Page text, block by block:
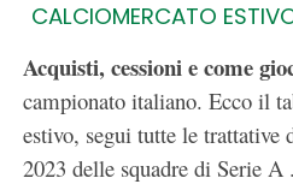
CALCIOMERCATO
Acquisti, cessioni e come
campionato italiano. Ecco il
estivo, segui tutte le trattative
2023 delle squadre di Serie A .